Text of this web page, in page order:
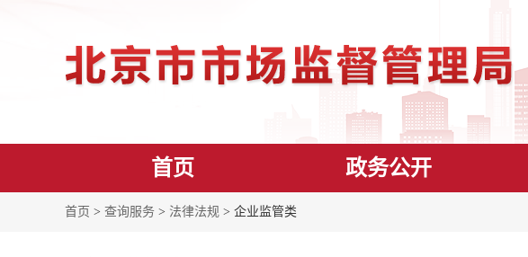
首页 政务公开
首页 > 查询服务 > 法律法规 > 企业监管类